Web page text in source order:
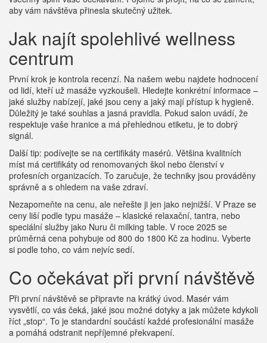
aby vám návštěva přinesla skutečný užitek.
Jak najít spolehlivé wellness
centrum
První krok je kontrola recenzí. Na našem webu najdete hodnocení
od lidí, kteří už masáže vyzkoušeli. Hledejte konkrétní informace –
jaké služby nabízejí, jaké jsou ceny a jaký mají přístup k hygieně.
Důležitý je také souhlas a jasná pravidla. Pokud salon uvádí, že
respektuje vaše hranice a má přehlednou etiketu, je to dobrý
signál.
Další tip: podívejte se na certifikáty masérů. Většina kvalitních
míst má certifikáty od renomovaných škol nebo členství v
profesních organizacích. To zaručuje, že techniky jsou prováděny
správně a s ohledem na vaše zdraví.
Nezapomeňte na cenu, ale neřešte ji jen jako nejnižší. V Praze se
ceny liší podle typu masáže – klasické relaxační, tantra, nebo
speciální služby jako Nuru či milking table. V roce 2025 se
průměrná cena pohybuje od 800 do 1800 Kč za hodinu. Vyberte
si podle toho, co vám nejvíc sedí.
Co očekávat při první návštěvě
Při první návštěvě se připravte na krátký úvod. Masér vám
vysvětlí, co vás čeká, jaké jsou možné dotyky a jak můžete kdykoli
říct „stop“. To je standardní součástí každé profesionální masáže
a pomáhá odstranit nepříjemné překvapení.